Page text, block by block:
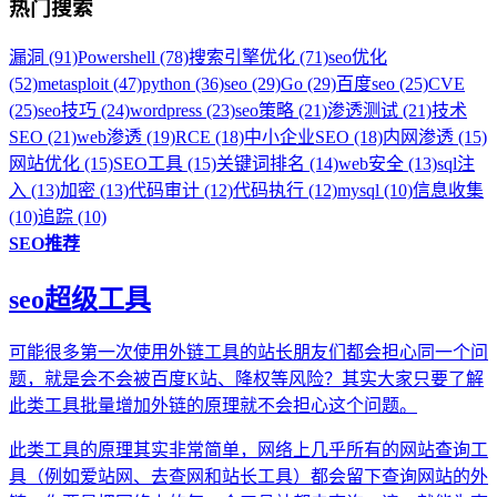
热门搜索
漏洞 (91)Powershell (78)搜索引擎优化 (71)seo优化
(52)metasploit (47)python (36)seo (29)Go (29)百度seo (25)CVE
(25)seo技巧 (24)wordpress (23)seo策略 (21)渗透测试 (21)技术
SEO (21)web渗透 (19)RCE (18)中小企业SEO (18)内网渗透 (15)
网站优化 (15)SEO工具 (15)关键词排名 (14)web安全 (13)sql注
入 (13)加密 (13)代码审计 (12)代码执行 (12)mysql (10)信息收集
(10)追踪 (10)
SEO推荐
seo超级工具
可能很多第一次使用外链工具的站长朋友们都会担心同一个问
题，就是会不会被百度K站、降权等风险？其实大家只要了解
此类工具批量增加外链的原理就不会担心这个问题。
此类工具的原理其实非常简单，网络上几乎所有的网站查询工
具（例如爱站网、去查网和站长工具）都会留下查询网站的外